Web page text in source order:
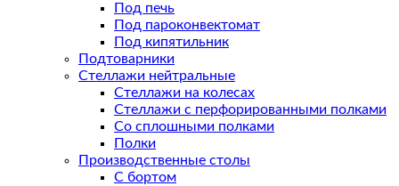
Под печь
Под пароконвектомат
Под кипятильник
Подтоварники
Стеллажи нейтральные
Стеллажи на колесах
Стеллажи с перфорированными полками
Со сплошными полками
Полки
Производственные столы
С бортом